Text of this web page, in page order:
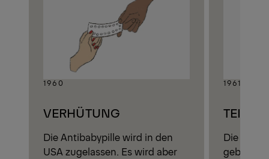
1960
VERHÜTUNG
Die Antibabypille wird in den
USA zugelassen. Es wird aber
1961
Die
gebaut